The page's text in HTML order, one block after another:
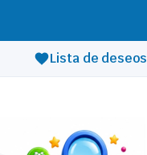
Lista de deseos